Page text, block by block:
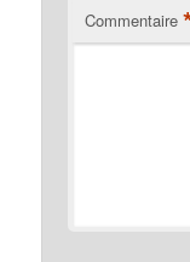
Commentaire